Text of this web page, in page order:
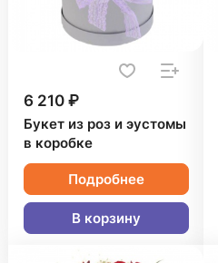
6 210 ₽
Букет из роз и эустомы
в коробке
Подробнее
В корзину